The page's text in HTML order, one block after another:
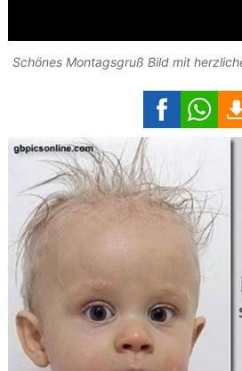
Schönes Montagsgruß Bild mit